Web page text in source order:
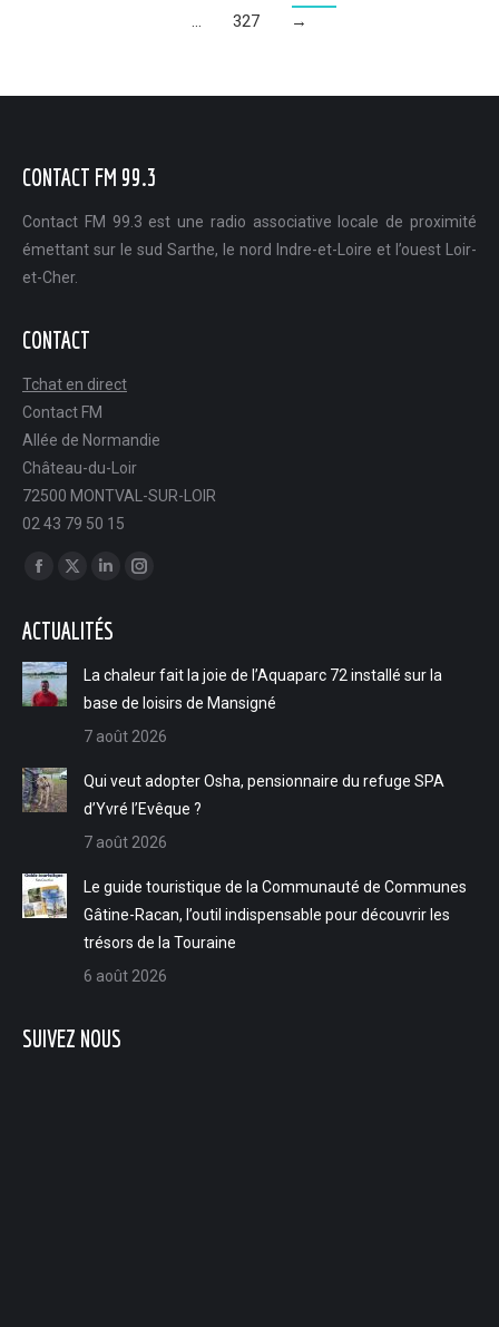
…
327 →
CONTACT FM 99.3
Contact FM 99.3 est une radio associative locale de proximité
émettant sur le sud Sarthe, le nord Indre-et-Loire et l’ouest Loir-
et-Cher.
CONTACT
Tchat en direct
Contact FM
Allée de Normandie
Château-du-Loir
72500 MONTVAL-SUR-LOIR
02 43 79 50 15
Trouvez nous sur :
Facebook
opens
in
new
X
opens
new
LinkedIn
opens
in
new
Instagram
new
ACTUALITÉS
La chaleur fait la joie de l’Aquaparc 72 installé sur la
base de loisirs de Mansigné
7 août 2026
Qui veut adopter Osha, pensionnaire du refuge SPA
d’Yvré l’Evêque ?
7 août 2026
Le guide touristique de la Communauté de Communes
Gâtine-Racan, l’outil indispensable pour découvrir les
trésors de la Touraine
6 août 2026
SUIVEZ NOUS